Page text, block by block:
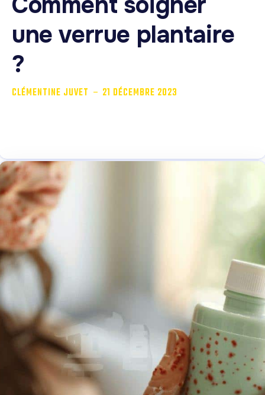
une verrue plantaire
?
CLÉMENTINE JUVET - 21 DÉCEMBRE 2023